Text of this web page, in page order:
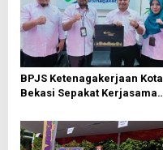
p
o
s
BPJS Ketenagakerjaan Kota
Bekasi Sepakat Kerjasama